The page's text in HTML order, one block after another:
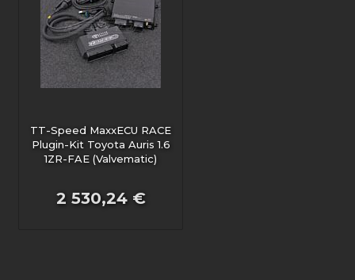
TT-Speed MaxxECU RACE
Plugin-Kit Toyota Auris 1.6
1ZR-FAE (Valvematic)
2 530,24 €